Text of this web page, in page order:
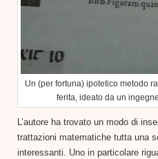
Un (per fortuna) ipotetico metodo
ferita, ideato da un
L’autore ha trovato un modo di
trattazioni matematiche tutta una
interessanti. Uno in particolare